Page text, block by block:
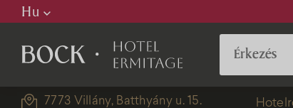
En
De
Hu
7773 Villány, Batthyány u. 15.